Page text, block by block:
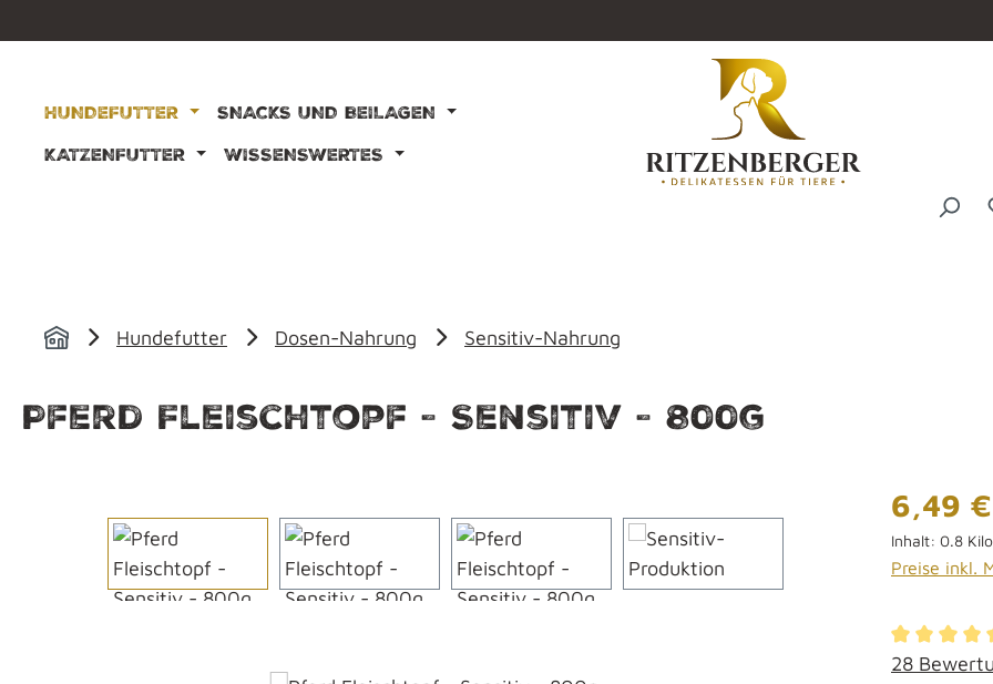
HUNDEFUTTER
SNACKS UND BEILAGEN
KATZENFUTTER
WISSENSWERTES
Hundefutter Dosen-Nahrung Sensitiv-Nahrung
Pferd Fleischtopf - Sensitiv - 800g
Regulärer
6,49 €
Inhalt: 0.8
Preise inkl.
28